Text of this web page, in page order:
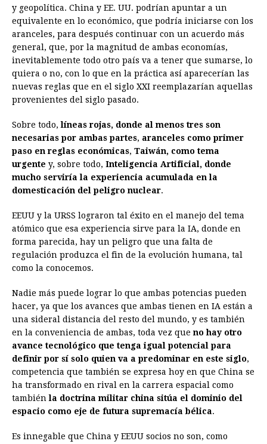
y geopolítica. China y EE. UU. podrían apuntar a un
equivalente en lo económico, que podría iniciarse con los
aranceles, para después continuar con un acuerdo más
general, que, por la magnitud de ambas economías,
inevitablemente todo otro país va a tener que sumarse, lo
quiera o no, con lo que en la práctica así aparecerían las
nuevas reglas que en el siglo XXI reemplazarían aquellas
provenientes del siglo pasado.
Sobre todo,líneas rojas, donde al menos tres son
necesarias por ambas partes, aranceles como primer
paso en reglas económicas, Taiwán, como tema
urgente y, sobre todo, Inteligencia Artificial, donde
mucho serviría la experiencia acumulada en la
domesticación del peligro nuclear.
EEUU y la URSS lograron tal éxito en el manejo del tema
atómico que esa experiencia sirve para la IA, donde en
forma parecida, hay un peligro que una falta de
regulación produzca el fin de la evolución humana, tal
como la conocemos.
Nadie más puede lograr lo que ambas potencias pueden
hacer, ya que los avances que ambas tienen en IA están a
una sideral distancia del resto del mundo, y es también
en la conveniencia de ambas, toda vez queno hay otro
avance tecnológico que tenga igual potencial para
definir por sí solo quien va a predominar en este siglo,
competencia que también se expresa hoy en que China se
ha transformado en rival en la carrera espacial como
tambiénla doctrina militar china sitúa el dominio del
espacio como eje de futura supremacía bélica.
Es innegable que China y EEUU socios no son, como